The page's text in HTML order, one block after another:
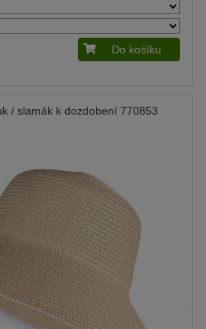
Do košíku
/ slamák k dozdobení 770853